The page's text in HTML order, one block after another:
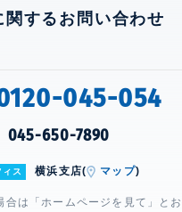
するお問い合わせ
045-054
045-650-7890
ィス 横浜支店( マップ)
は「ホームページを見て」とお